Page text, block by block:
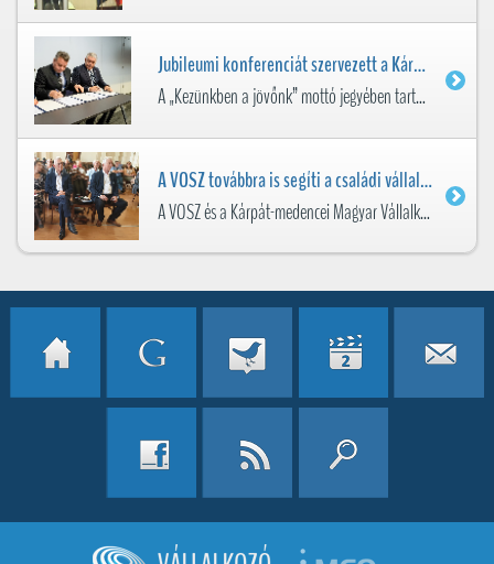
Jubileumi konferenciát szervezett a Kárpát-medencei Magyar Vállalkozói Szövetségek Nemzeti Fóruma
A „Kezünkben a jövőnk” mottó jegyében tartott konferenciát az öt évvel ezelőtt alakult Kárpát-medencei Magyar Vállalkozói Szövetségek Nemzeti Fóruma (KMVNF) és a VOSZ Budapesten 20...
A VOSZ továbbra is segíti a családi vállalkozások generációváltását -
A VOSZ és a Kárpát-medencei Magyar Vállalkozói Szövetségek Nemzeti Fóruma (KMVNF) szervezésében rendezték meg a Vállalkozások határok nélkül a Kárpát-medencében című konferenciát a...